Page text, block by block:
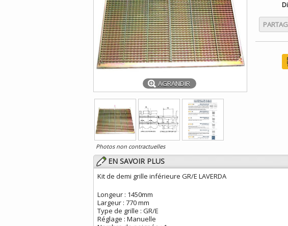
AGRANDIR
Photos non contractuelles
EN SAVOIR PLUS
Kit de demi grille inférieure GR/E LAVERDA
Longeur : 1450mm
Largeur : 770 mm
Type de grille : GR/E
Réglage : Manuelle